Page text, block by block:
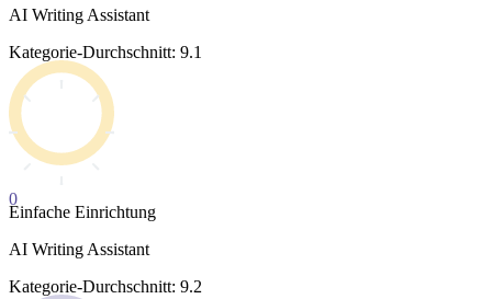
AI Writing Assistant
Kategorie-Durchschnitt: 9.1
0
Einfache Einrichtung
AI Writing Assistant
Kategorie-Durchschnitt: 9.2